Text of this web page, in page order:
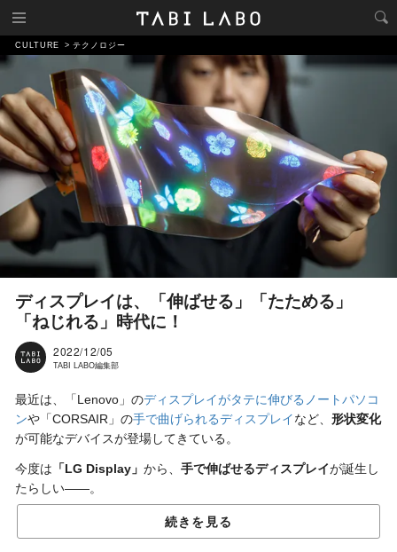
CULTURE テクノロジー
ディスプレイは、「伸ばせる」「たためる」
「ねじれる」時代に！
2022/12/05
TABI LABO編集部
最近は、「Lenovo」のディスプレイがタテに伸びるノートパソコ
ンや「CORSAIR」の手で曲げられるディスプレイなど、 形状変化
が可能なデバイスが登場してきている。
今度は 「LG Display」 から、 手で伸ばせるディスプレイが誕生し
たらしい——。
続きを見る